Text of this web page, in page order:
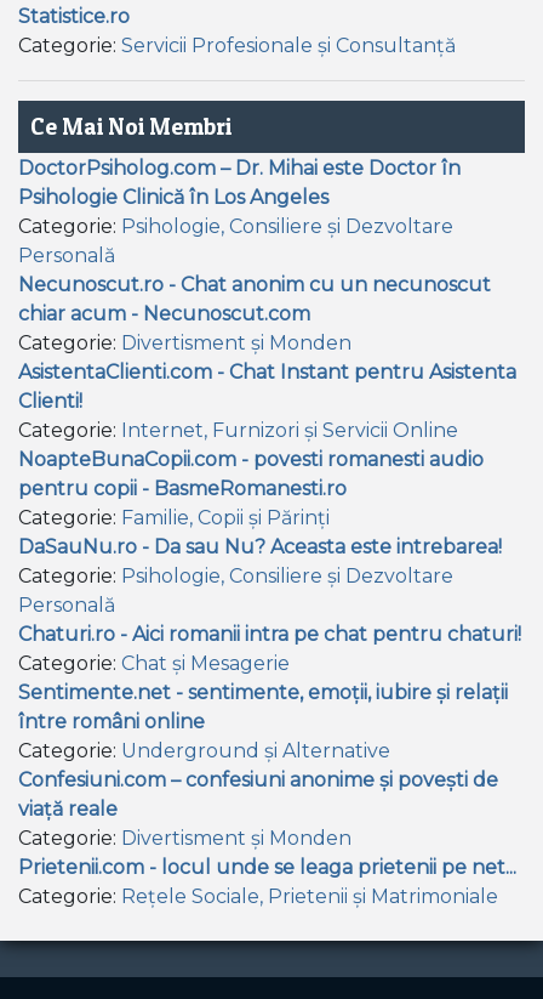
Statistice.ro
Categorie: Servicii Profesionale și Consultanță
Ce Mai Noi Membri
DoctorPsiholog.com – Dr. Mihai este Doctor în
Psihologie Clinică în Los Angeles
Categorie: Psihologie, Consiliere și Dezvoltare
Personală
Necunoscut.ro - Chat anonim cu un necunoscut
chiar acum - Necunoscut.com
Categorie: Divertisment și Monden
AsistentaClienti.com - Chat Instant pentru Asistenta
Clienti!
Categorie: Internet, Furnizori și Servicii Online
NoapteBunaCopii.com - povesti romanesti audio
pentru copii - BasmeRomanesti.ro
Categorie: Familie, Copii și Părinți
DaSauNu.ro - Da sau Nu? Aceasta este intrebarea!
Categorie: Psihologie, Consiliere și Dezvoltare
Personală
Chaturi.ro - Aici romanii intra pe chat pentru chaturi!
Categorie: Chat și Mesagerie
Sentimente.net - sentimente, emoții, iubire și relații
între români online
Categorie: Underground și Alternative
Confesiuni.com – confesiuni anonime și povești de
viață reale
Categorie: Divertisment și Monden
Prietenii.com - locul unde se leaga prietenii pe net...
Categorie: Rețele Sociale, Prietenii și Matrimoniale